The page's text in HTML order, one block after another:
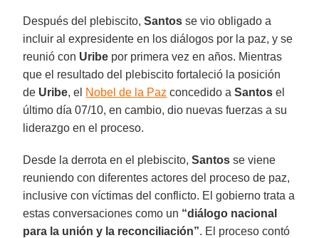
Después del plebiscito,Santos se vio obligado a
incluir al expresidente en los diálogos por la paz, y se
reunió con Uribe por primera vez en años. Mientras
que el resultado del plebiscito fortaleció la posición
de Uribe, el Nobel de la Paz concedido aSantos el
último día 07/10, en cambio, dio nuevas fuerzas a su
liderazgo en el proceso.
Desde la derrota en el plebiscito,Santos se viene
reuniendo con diferentes actores del proceso de paz,
inclusive con víctimas del conflicto. El gobierno trata a
estas conversaciones como un “diálogo nacional
para la unión y la reconciliación”. El proceso contó